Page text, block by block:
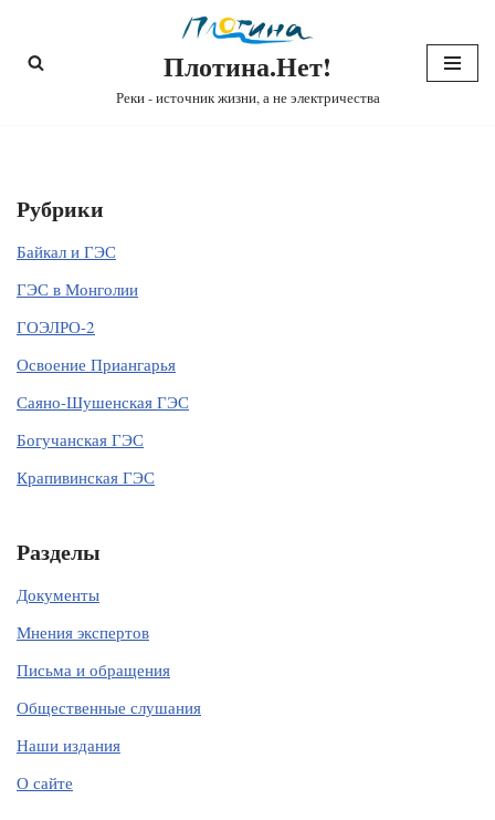
Перейти
Плотина.Нет!
Реки - источник жизни, а не электричества
Рубрики
Байкал и ГЭС
ГЭС в Монголии
ГОЭЛРО-2
Освоение Приангарья
Саяно-Шушенская ГЭС
Богучанская ГЭС
Крапивинская ГЭС
Разделы
Документы
Мнения экспертов
Письма и обращения
Общественные слушания
Наши издания
О сайте